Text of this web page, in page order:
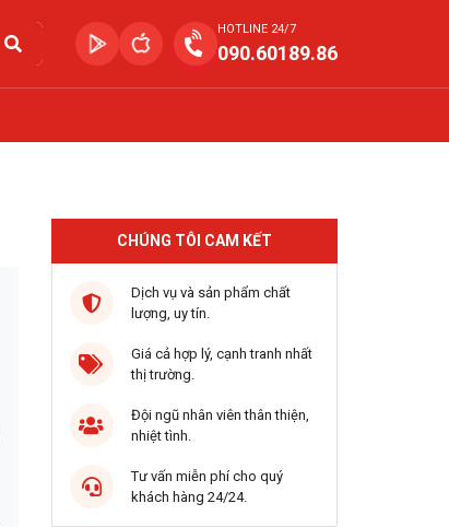
HOTLINE 24/7
090.60189.86
CHÚNG TÔI CAM KẾT
Dịch vụ và sản phẩm chất
lượng, uy tín.
Giá cả hợp lý, cạnh tranh nhất
thị trường.
Đội ngũ nhân viên thân thiện,
nhiệt tình.
Tư vấn miễn phí cho quý
khách hàng 24/24.